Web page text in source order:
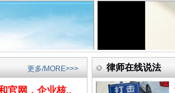
察新闻网.
药新闻网.
高回报！
官网，企业核..
更多/MORE>>> 律师在线说法